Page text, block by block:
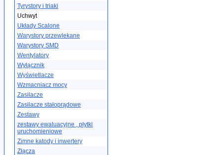
Tyrystory i triaki
Uchwyt
Układy Scalone
Warystory przewlekane
Warystory SMD
Wentylatory
Wyłącznik
Wyświetlacze
Wzmacniacz mocy
Zasilacze
Zasilacze stałoprądowe
Zestawy
zestawy ewaluacyjne , płytki
uruchomieniowe
Zimne katody i inwertery
Złącza